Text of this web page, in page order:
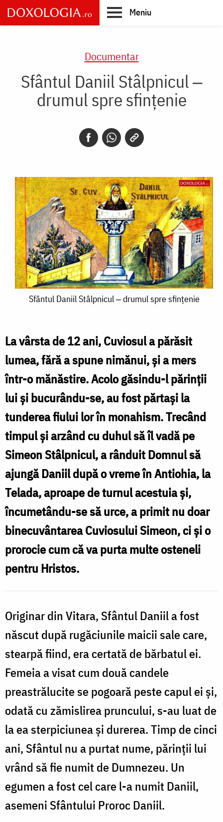
Skip
to
main
Meniu
Documentar
Sfântul Daniil Stâlpnicul ‒
drumul spre sfințenie
Sfântul
Stâlpnicul
‒
drumul
spre
sfințenie
Sfântul Daniil Stâlpnicul ‒ drumul spre sfințenie
La vârsta de 12 ani, Cuviosul a părăsit
lumea, fără a spune nimănui, şi a mers
într-o mănăstire. Acolo găsindu-l părinţii
lui şi bucurându-se, au fost părtaşi la
tunderea fiului lor în monahism. Trecând
timpul şi arzând cu duhul să îl vadă pe
Simeon Stâlpnicul, a rânduit Domnul să
ajungă Daniil după o vreme în Antiohia, la
Telada, aproape de turnul acestuia şi,
încumetându-se să urce, a primit nu doar
binecuvântarea Cuviosului Simeon, ci şi o
prorocie cum că va purta multe osteneli
pentru Hristos.
Originar din Vitara, Sfântul Daniil a fost
născut după rugăciunile maicii sale care,
stearpă fiind, era certată de bărbatul ei.
Femeia a visat cum două candele
preastrălucite se pogoară peste capul ei şi,
odată cu zămislirea pruncului, s-au luat de
la ea sterpiciunea şi durerea. Timp de cinci
ani, Sfântul nu a purtat nume, părinţii lui
vrând să fie numit de Dumnezeu. Un
egumen a fost cel care l-a numit Daniil,
asemeni Sfântului Proroc Daniil.